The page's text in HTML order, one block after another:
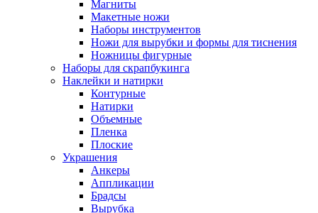
Магниты
Макетные ножи
Наборы инструментов
Ножи для вырубки и формы для тиснения
Ножницы фигурные
Наборы для скрапбукинга
Наклейки и натирки
Контурные
Натирки
Объемные
Пленка
Плоские
Украшения
Анкеры
Аппликации
Брадсы
Вырубка